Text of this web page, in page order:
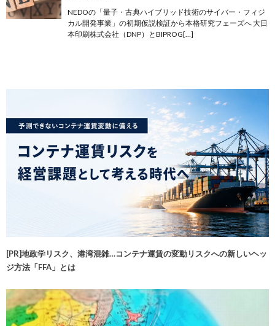
NEDOの「量子・古典ハイブリッド技術のサイバー・フィジ
カル開発事業」の初期仮説検証から本格研究フェーズへ 大日
本印刷株式会社（DNP）とBIPROG[…]
[PR]地政学リスク、港湾混雑…コンテナ運賃の変動リスクへの新しいヘッ
ジ方法「FFA」とは